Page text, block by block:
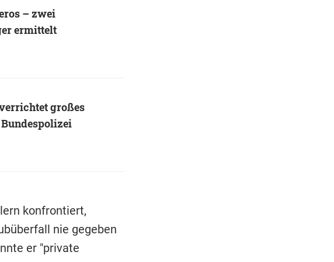
– zwei
ermittelt
großes
konfrontiert,
nie gegeben
er "private